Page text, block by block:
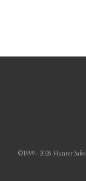
©1999- 2026 Hunter Safes